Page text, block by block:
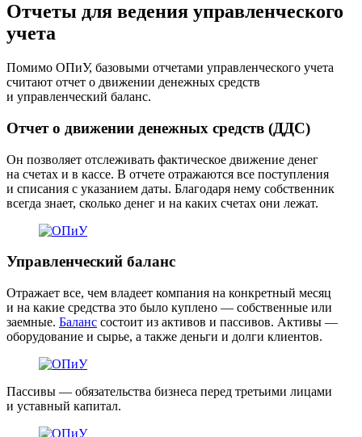
Отчеты для ведения управленческого
учета
Помимо ОПиУ, базовыми отчетами управленческого учета
считают отчет о движении денежных средств
и управленческий баланс.
Отчет о движении денежных средств (ДДС)
Он позволяет отслеживать фактическое движение денег
на счетах и в кассе. В отчете отражаются все поступления
и списания с указанием даты. Благодаря нему собственник
всегда знает, сколько денег и на каких счетах они лежат.
Управленческий баланс
Отражает все, чем владеет компания на конкретный месяц
и на какие средства это было куплено ― собственные или
заемные. Баланс состоит из активов и пассивов. Активы ―
оборудование и сырье, а также деньги и долги клиентов.
Пассивы ― обязательства бизнеса перед третьими лицами
и уставный капитал.